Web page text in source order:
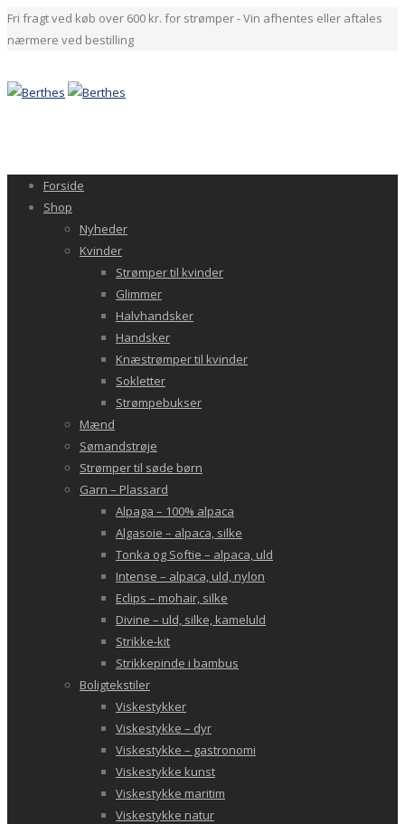
Fri fragt ved køb over 600 kr. for strømper - Vin afhentes eller aftales
nærmere ved bestilling
Forside
Shop
Nyheder
Kvinder
Strømper til kvinder
Glimmer
Halvhandsker
Handsker
Knæstrømper til kvinder
Sokletter
Strømpebukser
Mænd
Sømandstrøje
Strømper til søde børn
Garn – Plassard
Alpaga – 100% alpaca
Algasoie – alpaca, silke
Tonka og Softie – alpaca, uld
Intense – alpaca, uld, nylon
Eclips – mohair, silke
Divine – uld, silke, kameluld
Strikke-kit
Strikkepinde i bambus
Boligtekstiler
Viskestykker
Viskestykke – dyr
Viskestykke – gastronomi
Viskestykke kunst
Viskestykke maritim
Viskestykke natur